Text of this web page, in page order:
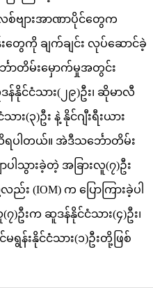
စ်ဗျားအာဏာပိုင်တွေက
ေကို ချက်ချင်း လုပ်ဆောင်ခဲ့
တိမ်းမှောက်မှုအတွင်း
င်ငံသား(၂၉)ဦး၊ ဆိုမာလီ
း(၃)ဦး နဲ့ နိုင်ဂျီးရီးယား
ပါတယ်။ အဲဒီသင်္ဘောတိမ်း
ါသွားခဲ့တဲ့ အခြားလူ(၇)ဦး
က ပြောကြားခဲ့ပါ
းက ဆူဒန်နိုင်ငံသား(၄)ဦး၊
မရွန်းနိုင်ငံသား(၁)ဦးတို့ဖြစ်